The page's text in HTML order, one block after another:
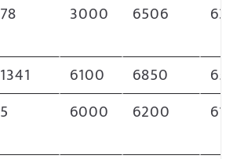
78 3000 6506
1341 6100 6850
5 6000 6200